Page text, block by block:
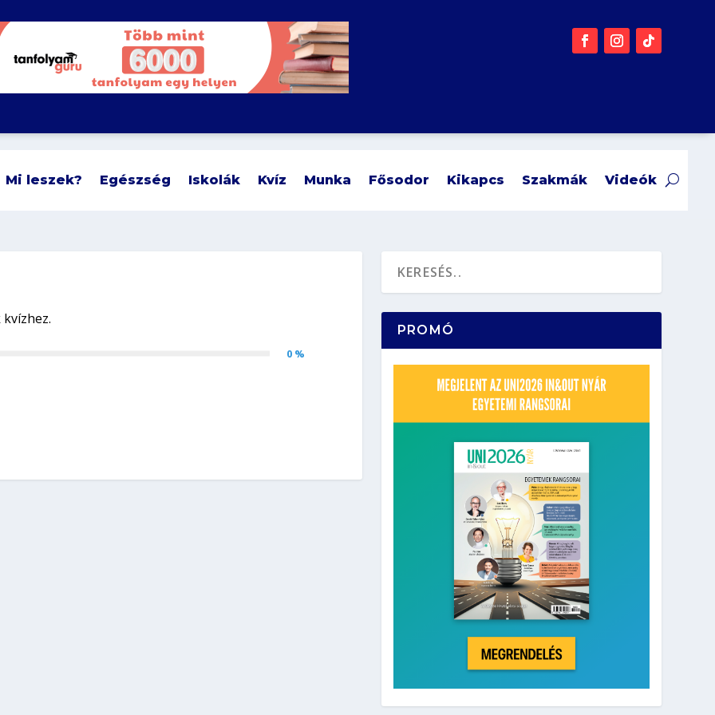
Mi leszek? Egészség Iskolák Kvíz Munka Fősodor Kikapcs Szakmák Videók
0 %
PROMÓ